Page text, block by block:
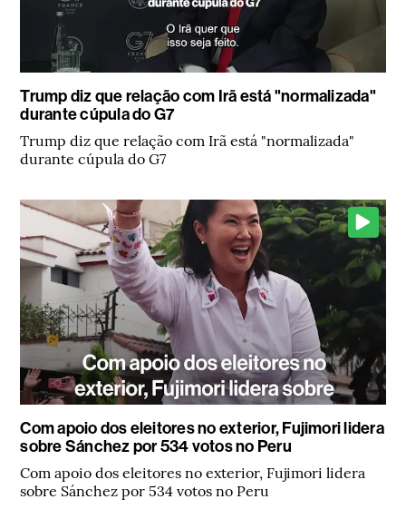
Trump diz que relação com Irã está "normalizada"
durante cúpula do G7
Trump diz que relação com Irã está "normalizada"
durante cúpula do G7
Com apoio dos eleitores no exterior, Fujimori lidera
sobre Sánchez por 534 votos no Peru
Com apoio dos eleitores no exterior, Fujimori lidera
sobre Sánchez por 534 votos no Peru